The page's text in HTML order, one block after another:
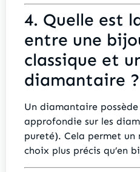
4. Quelle est
entre une
classique et
diamantaire ?
Un diamantaire
approfondie sur les
pureté). Cela permet un
choix plus précis qu’en